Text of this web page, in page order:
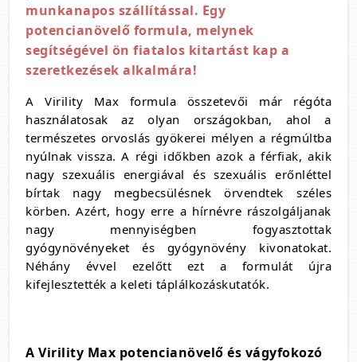
munkanapos szállítással. Egy
potencianövelő formula, melynek
segítségével ön fiatalos kitartást kap a
szeretkezések alkalmára!
A Virility Max formula összetevői már régóta
használatosak az olyan országokban, ahol a
természetes orvoslás gyökerei mélyen a régmúltba
nyúlnak vissza. A régi időkben azok a férfiak, akik
nagy szexuális energiával és szexuális erőnléttel
bírtak nagy megbecsülésnek örvendtek széles
körben. Azért, hogy erre a hírnévre rászolgáljanak
nagy mennyiségben fogyasztottak
gyógynövényeket és gyógynövény kivonatokat.
Néhány évvel ezelőtt ezt a formulát újra
kifejlesztették a keleti táplálkozáskutatók.
A Virility Max potencianövelő és vágyfokozó